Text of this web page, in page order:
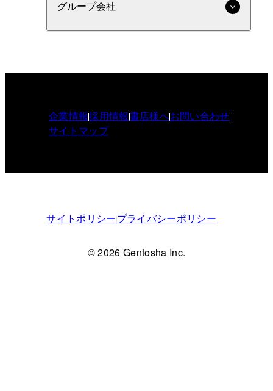
グループ会社
企業情報採用情報書店様へお問い合わせ
サイトマップ
サイトポリシープライバシーポリシー
© 2026 Gentosha Inc.